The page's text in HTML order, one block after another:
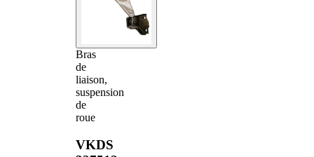
Bras
de
liaison,
suspension
de
roue
VKDS